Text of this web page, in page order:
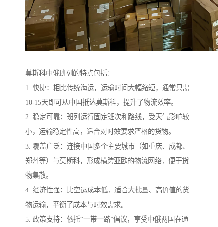
莫斯科中俄班列的特点包括：
1. 快捷：相比传统海运，运输时间大幅缩短，通常只需
10-15天即可从中国抵达莫斯科，提升了物流效率。
2. 稳定可靠：班列运行固定班次和路线，受天气影响较
小，运输稳定性高，适合对时效要求严格的货物。
3. 覆盖广泛：连接中国多个主要城市（如重庆、成都、
郑州等）与莫斯科，形成横跨亚欧的物流网络，便于货
物集散。
4. 经济性强：比空运成本低，适合大批量、高价值的货
物运输，平衡了成本与时效需求。
5. 政策支持：依托“一带一路”倡议，享受中俄两国在通